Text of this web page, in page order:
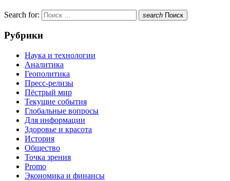
Search for: search Поиск
Рубрики
Наука и технологии
Аналитика
Геополитика
Пресс-релизы
Пёстрый мир
Текущие события
Глобальные вопросы
Для информации
Здоровье и красота
История
Общество
Точка зрения
Promo
Экономика и финансы